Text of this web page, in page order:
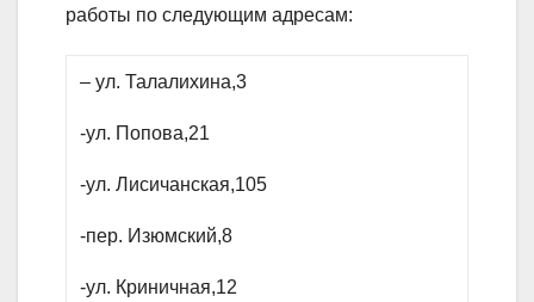
работы по следующим адресам:
– ул. Талалихина,3
-ул. Попова,21
-ул. Лисичанская,105
-пер. Изюмский,8
-ул. Криничная,12